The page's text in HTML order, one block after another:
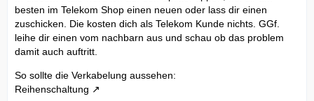
besten im Telekom Shop einen neuen oder lass dir einen
zuschicken. Die kosten dich als Telekom Kunde nichts. GGf.
leihe dir einen vom nachbarn aus und schau ob das problem
damit auch auftritt.
So sollte die Verkabelung aussehen:
Reihenschaltung